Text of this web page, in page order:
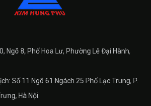
Ngõ 8, Phố Hoa Lư, Phường Lê Đại Hành,
Số 11 Ngõ 61 Ngách 25 Phố Lạc Trung, P.
Hà Nội.